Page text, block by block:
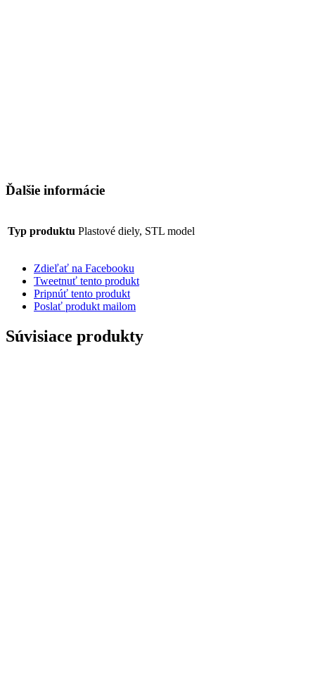
Ďalšie informácie
Typ produktu Plastové diely, STL model
Zdieľať na Facebooku
Tweetnuť tento produkt
Pripnúť tento produkt
Poslať produkt mailom
Súvisiace produkty